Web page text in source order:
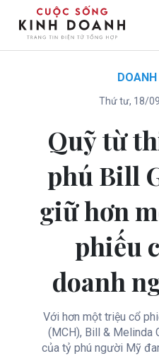
DOANH
Thứ tư, 18/
Quỹ từ
phú Bill
giữ hơn
phiếu
doanh
Với hơn một triệu cổ
(MCH), Bill & Melinda
của tỷ phú người Mỹ